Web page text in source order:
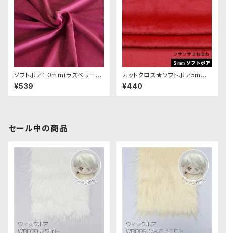
ソフトボア1.0mm(ラズベリー)S
SB050 ぬいぐるみ用短毛ボア
生地 20cm
¥539
カットクロス★ソフトボア5mm
(レッド)LB007 ボア生地 50c
m × 45cm
¥440
セール中の商品